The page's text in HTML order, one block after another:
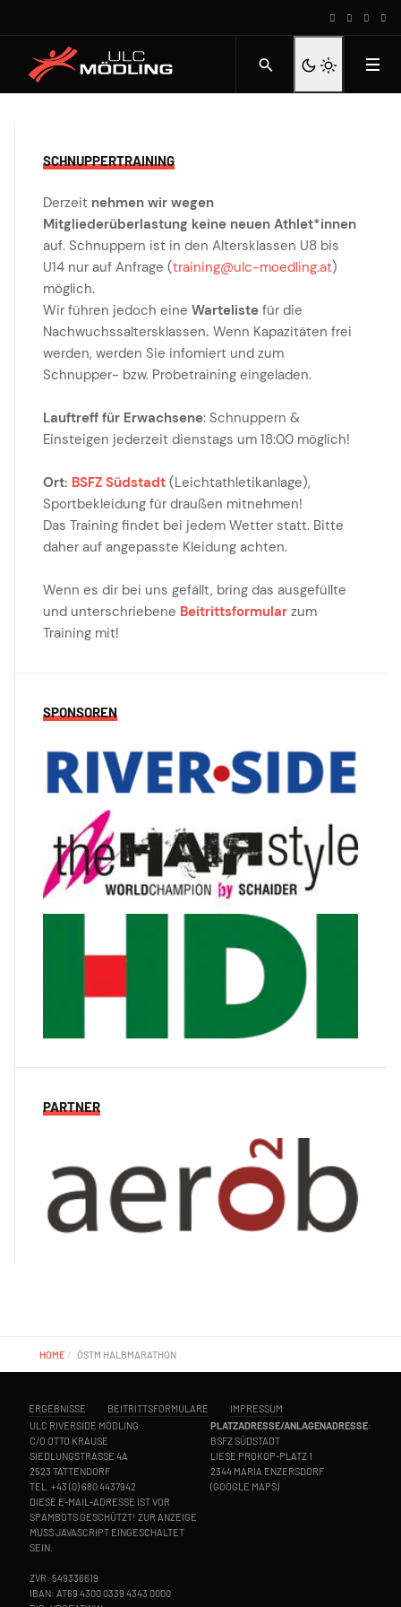
SCHNUPPERTRAINING
Derzeit nehmen wir wegen
Mitgliederüberlastung keine neuen Athlet*innen
auf. Schnuppern ist in den Altersklassen U8 bis
U14 nur auf Anfrage (training@ulc-moedling.at)
möglich.
Wir führen jedoch eine Warteliste für die
Nachwuchssaltersklassen. Wenn Kapazitäten frei
werden, werden Sie infomiert und zum
Schnupper- bzw. Probetraining eingeladen.
Lauftreff für Erwachsene: Schnuppern &
Einsteigen jederzeit dienstags um 18:00 möglich!
Ort: BSFZ Südstadt (Leichtathletikanlage),
Sportbekleidung für draußen mitnehmen!
Das Training findet bei jedem Wetter statt. Bitte
daher auf angepasste Kleidung achten.
Wenn es dir bei uns gefällt, bring das ausgefüllte
und unterschriebene Beitrittsformular zum
Training mit!
SPONSOREN
PARTNER
HOME ÖSTM HALBMARATHON
ERGEBNISSE BEITRITTSFORMULARE
IMPRESSUM
ULC RIVERSIDE MÖDLING
C/O OTTO KRAUSE
SIEDLUNGSTRASSE 4A
2523 TATTENDORF
TEL. +43 (0) 680 4437942
DIESE E-MAIL-ADRESSE IST VOR
SPAMBOTS GESCHÜTZT! ZUR ANZEIGE
MUSS JAVASCRIPT EINGESCHALTET
SEIN.
ZVR: 549336619
IBAN: AT69 4300 0339 4343 0000
PLATZADRESSE/ANLAGENADRESSE:
BSFZ SÜDSTADT
LIESE PROKOP-PLATZ 1
2344 MARIA ENZERSDORF
(GOOGLE MAPS)